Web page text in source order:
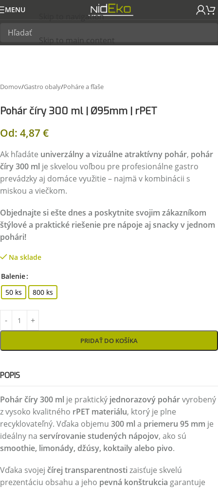
Skip to navigation
Skip to main content
MENU
Domov/Gastro obaly/Poháre a fľaše
Pohár číry 300 ml | Ø95mm | rPET
Od: 4,87€
Ak hľadáte univerzálny a vizuálne atraktívny pohár, pohár
číry 300 ml je skvelou voľbou pre profesionálne gastro
prevádzky aj domáce využitie – najmä v kombinácii s
miskou a viečkom.
Objednajte si ešte dnes a poskytnite svojim zákazníkom
štýlové a praktické riešenie pre nápoje aj snacky v jednom
pohári!
Na sklade
Balenie
50 ks
800 ks
PRIDAŤ DO KOŠÍKA
POPIS
Pohár číry 300 ml je praktický jednorazový pohárvyrobený
z vysoko kvalitného rPET materiálu, ktorý je plne
recyklovateľný. Vďaka objemu 300 ml a priemeru 95 mm je
ideálny na servírovanie studených nápojov, ako sú
smoothie, limonády, džúsy, koktaily alebo pivo.
Vďaka svojej čírej transparentnosti zaisťuje skvelú
prezentáciu obsahu a jeho pevná konštrukcia garantuje